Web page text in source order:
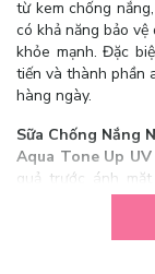
từ kem chống
có khả năng bảo
khỏe mạnh. Đặc
tiến và thành phần
hàng ngày.
Sữa Chống Nắng
Aqua Tone Up
quả trước ánh
ngừa đen sạm,
và che phủ các
hồng hào và đều